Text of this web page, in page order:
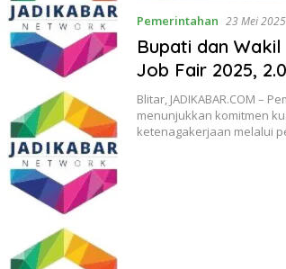
Pemerintahan 23 Mei 2025
Bupati dan
Job Fair 2025,
Komitmen Atasi
Blitar, JADIKABAR.COM –
menunjukkan komitmen
ketenagakerjaan melalui